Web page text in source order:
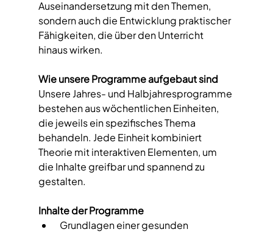
Auseinandersetzung mit den Themen,
sondern auch die Entwicklung praktischer
Fähigkeiten, die über den Unterricht
hinaus wirken.
Wie unsere Programme aufgebaut sind
Unsere Jahres- und Halbjahresprogramme
bestehen aus wöchentlichen Einheiten,
die jeweils ein spezifisches Thema
behandeln. Jede Einheit kombiniert
Theorie mit interaktiven Elementen, um
die Inhalte greifbar und spannend zu
gestalten.
Inhalte der Programme